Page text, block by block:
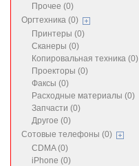
Прочее (0)
Оргтехника (0)
Принтеры (0)
Сканеры (0)
Копировальная техника (0)
Проекторы (0)
Факсы (0)
Расходные материалы (0)
Запчасти (0)
Другое (0)
Сотовые телефоны (0)
CDMA (0)
iPhone (0)